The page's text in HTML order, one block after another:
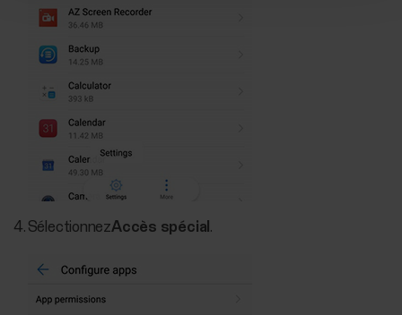
SélectionnezAccès spécial .